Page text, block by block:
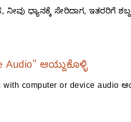
ನೀವು ಧ್ಯಾನಕ್ಕೆ ಸೇರಿದಾಗ,
Audio" ಆಯ್ದುಕೊಳ್ಳಿ
computer or device audio